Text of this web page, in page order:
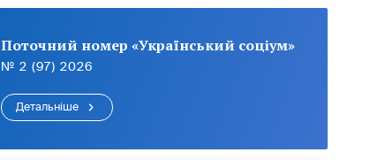
Поточний номер «Український соціум»
№ 2 (97) 2026
Детальніше